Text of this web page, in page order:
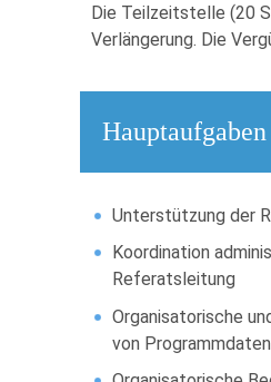
Die Teilzeitstelle (20
Verlängerung. Die
Hauptaufgaben
Unterstützung der
Koordination
Referatsleitung
Organisatorische
von Programmdaten